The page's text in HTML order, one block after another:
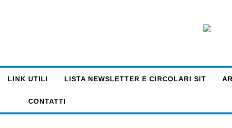
LINK UTILI LISTA NEWSLETTER E CIRCOLARI SIT
CONTATTI